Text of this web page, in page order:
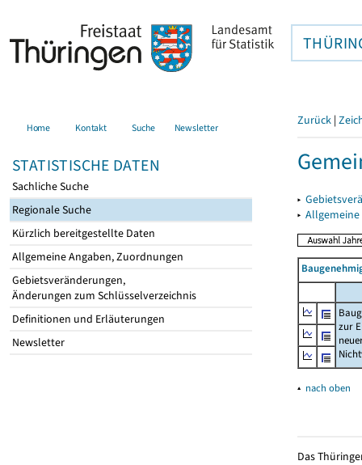
Home Kontakt Suche Newsletter
STATISTISCHE DATEN
Sachliche Suche
Regionale Suche
Kürzlich bereitgestellte Daten
Allgemeine Angaben, Zuordnungen
Gebietsveränderungen,
Änderungen zum Schlüsselverzeichnis
Definitionen und Erläuterungen
Newsletter
Zurück |
▸
▸
zur
▴ nach oben
Das